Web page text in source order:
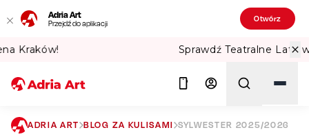
Adria Art
Przejdź do aplikacji Otwórz
Sprawdź Teatralne Lato w PKiN! 🏛️
ADRIA ART BLOG ZA KULISAMI SYLWESTER 2025/2026